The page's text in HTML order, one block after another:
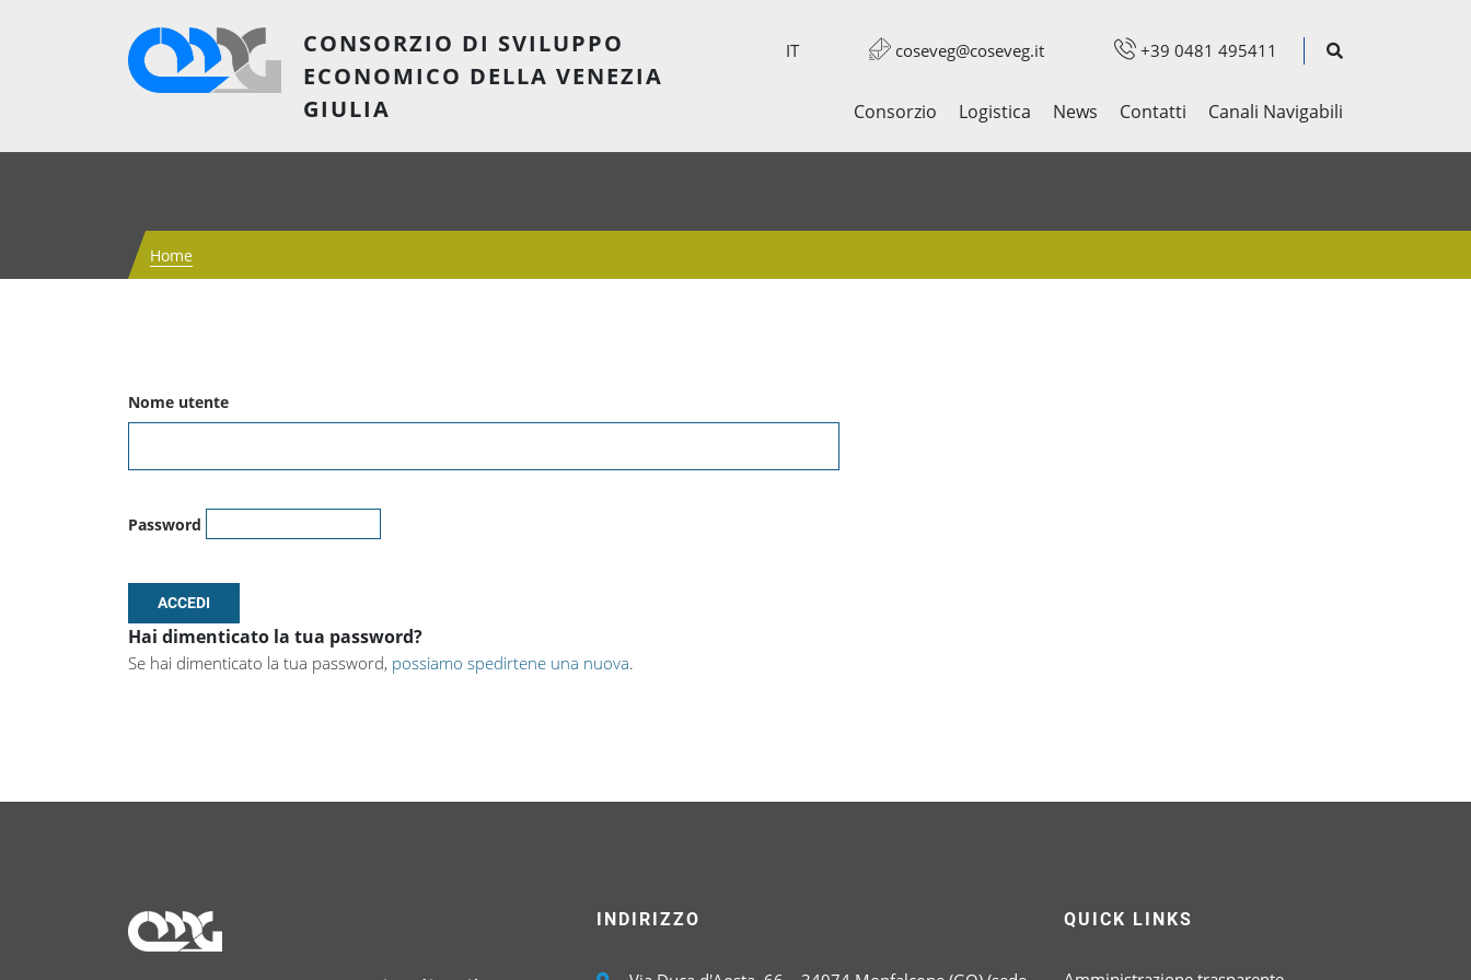
CONSORZIO DI SVILUPPO
ECONOMICO DELLA VENEZIA
GIULIA
IT coseveg@coseveg.it +39 0481 495411
Consorzio Logistica News Contatti Canali Navigabili
Home
Nome utente
Password
Hai dimenticato la tua password?
Se hai dimenticato la tua password, possiamo spedirtene una nuova.
INDIRIZZO QUICK LINKS